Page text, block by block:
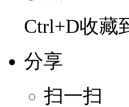
Ctrl+D收藏
分享
扫一扫